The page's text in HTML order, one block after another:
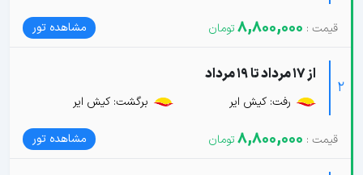
8,800,000 مشاهده تور
2
از 17 مرداد تا 19 مرداد
رفت: کیش ایر برگشت: کیش ایر
8,800,000 مشاهده تور